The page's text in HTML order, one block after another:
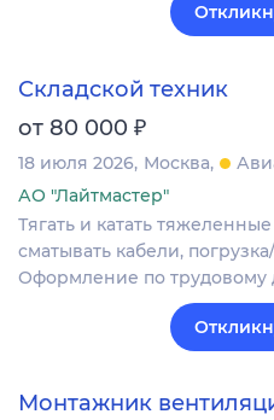
Складской техник
от 80 000 ₽
18 июля 2026 Москва
АО "Лайтмастер"
Тягать и катать
сматывать кабели,
Оформление по трудовому
Монтажник